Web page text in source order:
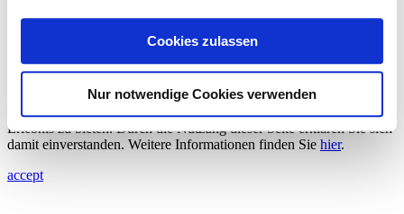
Cookies zulassen
Nur notwendige Cookies verwenden
© ingenieurbüro hausladen münchen •info@ibhausladen.de
Unsere Website verwendet Cookies, um Ihnen das bestmögliche
Erlebnis zu bieten. Durch die Nutzung dieser Seite erklären Sie sich
damit einverstanden. Weitere Informationen finden Sie hier.
accept